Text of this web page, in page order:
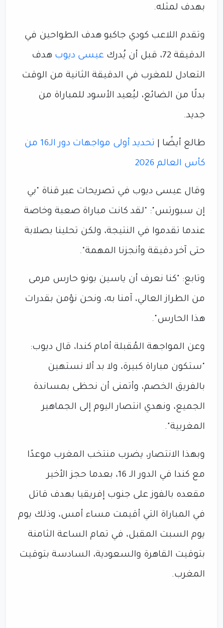
بهدف لمثله.
وتقدم اللاعب كودي جاكبو هدف الطواحين في
الدقيقة 72، قبل أن يُدرك
عيسى ديوب هدف
التعادل للمغرب في الدقيقة الثانية من الوقت
بدلًا من الضائع، ليُعيد الأسود للمباراة من
جديد.
طالع أيضًا |
تحديد أولى مواجهات دور الـ16 من
كأس العالم 2026
وقال عيسى ديوب في تصريحات عبر قناة "بي
إن سبورتس": "لقد كانت مباراة صعبة وخاصة
عندما تقدموا في النتيجة، ولكن تحلينا بصلابة
حتى آخر دقيقة وأنجزنا المهمة".
وتابع: "كنا نعرف أن ياسين بونو حارس مرمى
من الطراز العالي، آمنا به، ونحن نؤمن بقدرات
هذا الحارس".
وعن المواجهة المُقبلة أمام كندا، قال ديوب:
"ستكون مباراة كبيرة، ولا بد ألا نستهين
بالفريق الخصم، وأتمنى أن نحظى بمساندة
الجميع، ونهدي انتصار اليوم إلى الجماهير
المغربية".
وبهذا الانتصار، يضرب منتخب المغرب موعدًا
مع كندا في الدور الـ 16، بعدما حجز الأخير
مقعده بالفوز على جنوب إفريقيا بهدف قاتل
في المباراة التي أقيمت مساء أمس، وذلك يوم
يوم السبت المقبل، في تمام الساعة الثامنة
بتوقيت القاهرة والسعودية، السادسة بتوقيت
المغرب.